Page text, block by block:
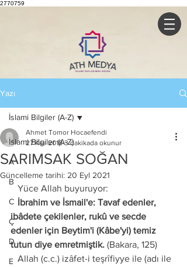
2770759
Yazı
İslami Bilgiler (A-Z)
A
B
C
Ç
D
E
İslami Bilgiler (A-Z)
SARIMSAK SOĞAN
Ahmet Tomor Hocaefendi
27 Kas 2018 3 dakikada okunur
Güncelleme tarihi: 20 Eyl 2021
   Yüce Allah buyuruyor:
   İbrahim ve İsmail'e: Tavaf edenler,
ibâdete çekilenler, rukû ve secde
edenler için Beytim'i (Kâbe'yi) temiz
tutun diye emretmiştik. (Bakara, 125)
   Allah (c.c.) izâfet-i teşrîfiyye ile (adı ile